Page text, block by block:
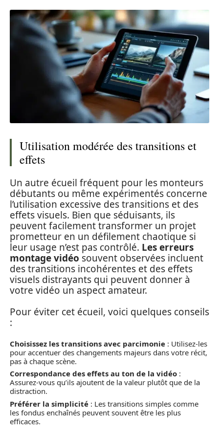
Utilisation modérée des transitions et
effets
Un autre écueil fréquent pour les monteurs
débutants ou même expérimentés concerne
l’utilisation excessive des transitions et des
effets visuels. Bien que séduisants, ils
peuvent facilement transformer un projet
prometteur en un défilement chaotique si
leur usage n’est pas contrôlé. Les erreurs
montage vidéo souvent observées incluent
des transitions incohérentes et des effets
visuels distrayants qui peuvent donner à
votre vidéo un aspect amateur.
Pour éviter cet écueil, voici quelques conseils
:
Choisissez les transitions avec parcimonie : Utilisez-les
pour accentuer des changements majeurs dans votre récit,
pas à chaque scène.
Correspondance des effets au ton de la vidéo :
Assurez-vous qu’ils ajoutent de la valeur plutôt que de la
distraction.
Préférer la simplicité : Les transitions simples comme
les fondus enchaînés peuvent souvent être les plus
efficaces.